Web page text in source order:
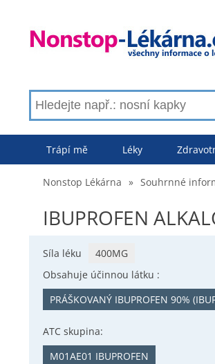
Trápí mě Léky
Nonstop Lékárna » Souhrnné
IBUPROFEN
Síla léku
400MG
Obsahuje účinnou látku :
PRÁŠKOVANÝ IBUPROFEN 90%
ATC skupina:
M01AE01 IBUPROFEN